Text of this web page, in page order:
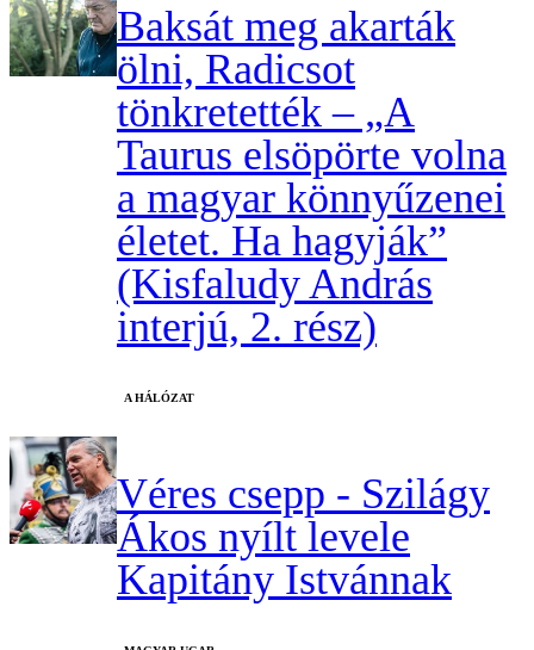
Baksát meg akarták
ölni, Radicsot
tönkretették – „A
Taurus elsöpörte volna
a magyar könnyűzenei
életet. Ha hagyják”
(Kisfaludy András
interjú, 2. rész)
A HÁLÓZAT
Véres csepp - Szilágy
Ákos nyílt levele
Kapitány Istvánnak